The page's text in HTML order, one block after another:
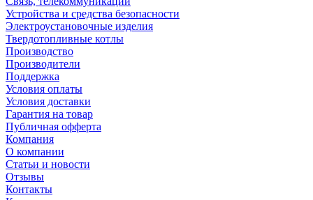
Устройства и средства безопасности
Электроустановочные изделия
Твердотопливные котлы
Производство
Производители
Поддержка
Условия оплаты
Условия доставки
Гарантия на товар
Публичная офферта
Компания
О компании
Статьи и новости
Отзывы
Контакты